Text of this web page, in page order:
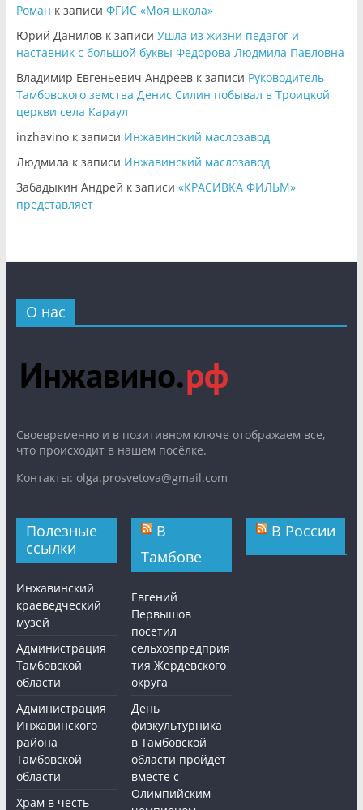
Роман к записи ФГИС «Моя школа»
Юрий Даниловк записи Ушла из жизни педагог и
наставник с большой буквы Федорова Людмила Павловна
Владимир Евгеньевич Андреевк записи Руководитель
Тамбовского земства Денис Силин побывал в Троицкой
церкви села Караул
inzhavinoк записи Инжавинский маслозавод
Людмила к записи Инжавинский маслозавод
Забадыкин Андрей к записи «КРАСИВКА ФИЛЬМ»
представляет
О нас
Cвоевременно и в позитивном ключе отображаем все,
что происходит в нашем посёлке.
Контакты: olga.prosvetova@gmail.com
Полезные
ссылки
Инжавинский
краеведческий
музей
Администрация
Тамбовской
области
Администрация
Инжавинского
района
Тамбовской
области
Храм в честь
В
Тамбове
Евгений
Первышов
посетил
сельхозпредприя
тия Жердевского
округа
День
физкультурника
в Тамбовской
области пройдёт
вместе с
Олимпийским
В России